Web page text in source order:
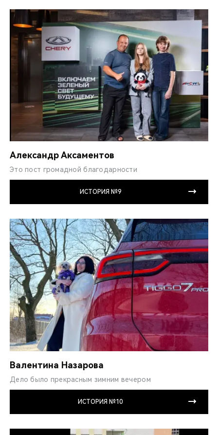
Александр Аксаментов
Это пост громадной благодарности
ИСТОРИЯ №9
Валентина Назарова
Дело было прекрасным зимним вечером
ИСТОРИЯ №10